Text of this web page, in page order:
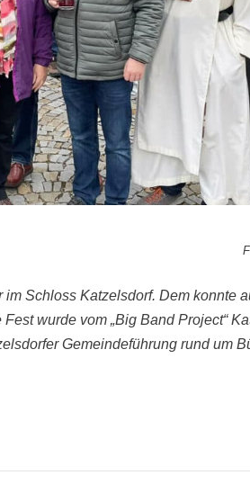
Schloss Katzelsdorf. Dem konnte
wurde vom „Big Band Project“
Gemeindeführung rund um